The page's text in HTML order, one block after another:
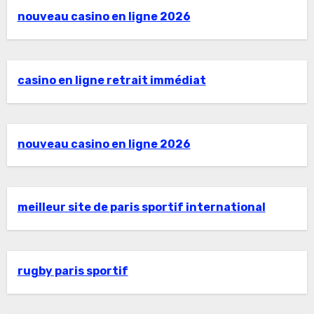
nouveau casino en ligne 2026
casino en ligne retrait immédiat
nouveau casino en ligne 2026
meilleur site de paris sportif international
rugby paris sportif